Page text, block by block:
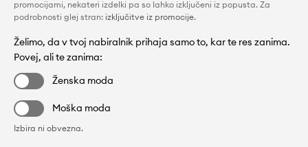
promocijami, nekateri izdelki pa so lahko izključeni iz popusta. Za
podrobnosti glej stran: izključitve iz promocije.
Želimo, da v tvoj nabiralnik prihaja samo to, kar te res zanima.
Povej, ali te zanima:
Ženska moda
Moška moda
Izbira ni obvezna.